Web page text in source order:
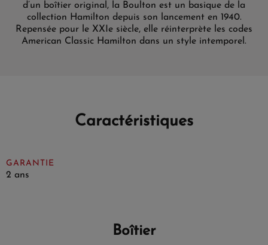
d’un boîtier original, la Boulton est un basique de la
collection Hamilton depuis son lancement en 1940.
Repensée pour le XXIe siècle, elle réinterprète les codes
American Classic Hamilton dans un style intemporel.
Caractéristiques
GARANTIE
2 ans
Boîtier